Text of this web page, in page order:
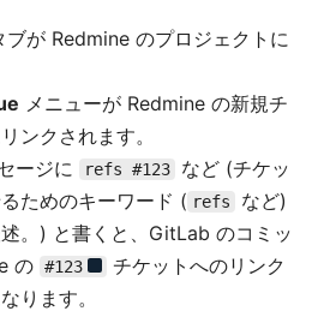
ブが Redmine のプロジェクトに
メニューが Redmine の新規チ
ンクされます。
ージに
refs #123
など (チケッ
ためのキーワード ( refs
など)
。) と書くと、GitLab のコミッ
の #123
チケットへのリンク
ります。